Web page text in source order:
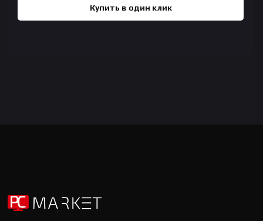
Купить в один клик